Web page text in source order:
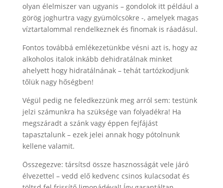
olyan élelmiszer van ugyanis – gondolok itt például a
görög joghurtra vagy gyümölcsökre -, amelyek magas
víztartalommal rendelkeznek és finomak is ráadásul.
Fontos továbbá emlékezetünkbe vésni azt is, hogy az
alkoholos italok inkább dehidratálnak minket
ahelyett hogy hidratálnának – tehát tartózkodjunk
tőlük nagy hőségben!
Végül pedig ne feledkezzünk meg arról sem: testünk
jelzi számunkra ha szüksége van folyadékra! Ha
megszáradt a szánk vagy éppen fejfájást
tapasztalunk – ezek jelei annak hogy pótolnunk
kellene valamit.
Összegezve: társítsd össze hasznosságát vele járó
élvezettel – vedd elő kedvenc csinos kulacsodat és